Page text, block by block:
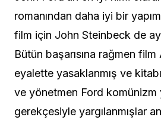
romanından daha iyi bir
film için John Steinbeck de
Bütün başarısına rağmen
eyalette yasaklanmış ve
ve yönetmen Ford komünizm
gerekçesiyle yargılanmışlar